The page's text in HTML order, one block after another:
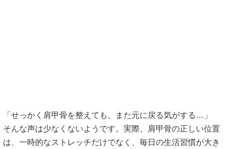
「せっかく肩甲骨を整えても、また元に戻る気がする…」
そんな声は少なくないようです。実際、肩甲骨の正しい位置
は、一時的なストレッチだけでなく、毎日の生活習慣が大き